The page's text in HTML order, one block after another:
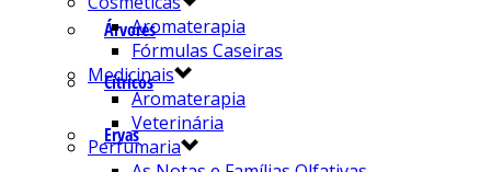
Árvores
Cítricos
Ervas
Aromaterapia
Fórmulas Caseiras
Medicinais
Aromaterapia
Veterinária
Perfumaria